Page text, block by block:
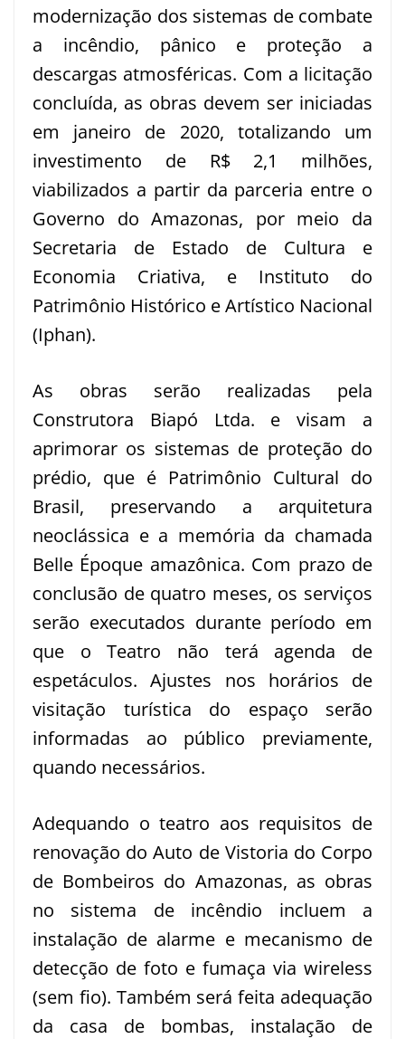
modernização dos sistemas de combate
a incêndio, pânico e proteção a
descargas atmosféricas. Com a licitação
concluída, as obras devem ser iniciadas
em janeiro de 2020, totalizando um
investimento de R$ 2,1 milhões,
viabilizados a partir da parceria entre o
Governo do Amazonas, por meio da
Secretaria de Estado de Cultura e
Economia Criativa, e Instituto do
Patrimônio Histórico e Artístico Nacional
(Iphan).
As obras serão realizadas pela
Construtora Biapó Ltda. e visam a
aprimorar os sistemas de proteção do
prédio, que é Patrimônio Cultural do
Brasil, preservando a arquitetura
neoclássica e a memória da chamada
Belle Époque amazônica. Com prazo de
conclusão de quatro meses, os serviços
serão executados durante período em
que o Teatro não terá agenda de
espetáculos. Ajustes nos horários de
visitação turística do espaço serão
informadas ao público previamente,
quando necessários.
Adequando o teatro aos requisitos de
renovação do Auto de Vistoria do Corpo
de Bombeiros do Amazonas, as obras
no sistema de incêndio incluem a
instalação de alarme e mecanismo de
detecção de foto e fumaça via wireless
(sem fio). Também será feita adequação
da casa de bombas, instalação de